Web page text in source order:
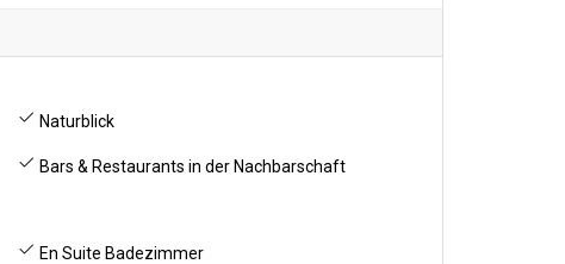
Naturblick
Bars & Restaurants in der Nachbarschaft
En Suite Badezimmer